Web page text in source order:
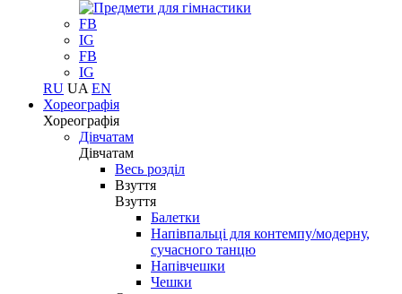
FB
IG
FB
IG
RU UA EN
Хореографія
Хореографія
Дівчатам
Дівчатам
Весь розділ
Взуття
Взуття
Балетки
Напівпальці для контемпу/модерну,
сучасного танцю
Напівчешки
Чешки